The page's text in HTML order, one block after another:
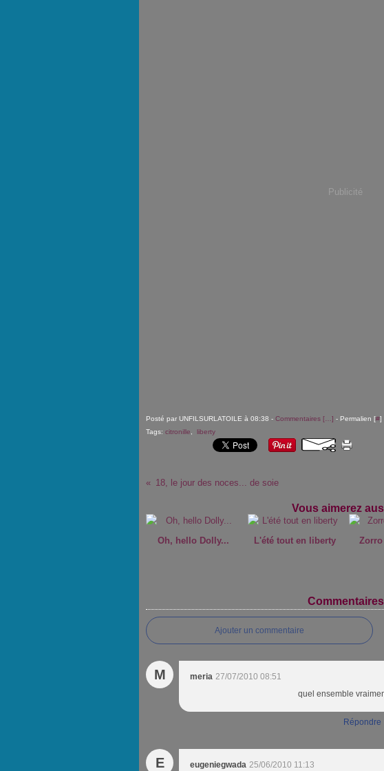
Publicité
Posté par UNFILSURLATOILE à 08:38 - Commentaires [ ] - Permalien [#]
Tags: citronille liberty
18, le jour des noces... de soie
Vous aimerez
Oh, hello Dolly... L'été tout en liberty
Commentaires
Ajouter un commentaire
M meria 27/07/2010 08:51
quel ensemble
Répondre
E eugeniegwada 25/06/2010 11:13